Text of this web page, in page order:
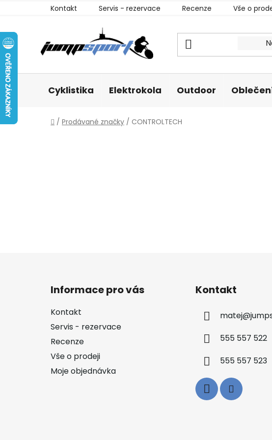
Kontakt Servis - rezervace Recenze Vše o
Cyklistika Elektrokola Outdoor
Domů
/ Prodávané značky / CONTROLTECH
Informace pro vás
Kontakt
Servis - rezervace
Recenze
Vše o prodeji
Moje objednávka
Kontakt
matej@
555 557 522
555 557 523